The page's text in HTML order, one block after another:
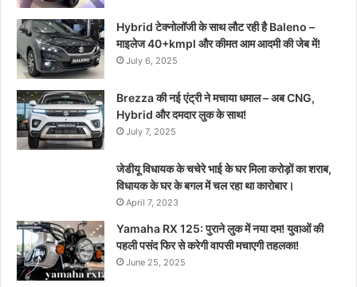
Hybrid टेक्नोलॉजी के साथ लौट रही है Baleno –
माइलेज 40+kmpl और कीमत आम आदमी की जेब में!
July 6, 2025
Brezza की नई एंट्री ने मचाया धमाल – अब CNG,
Hybrid और दमदार लुक के साथ!
July 7, 2025
जेडीयू विधायक के चचेरे भाई के घर मिला करोड़ों का शराब,
विधायक के घर के बगल में चल रहा था कारोबार।
April 7, 2023
Yamaha RX 125: पुराने लुक में नया दम! युवाओं की
पहली पसंद फिर से करेगी वापसी मचाएगी तहलका!
June 25, 2025